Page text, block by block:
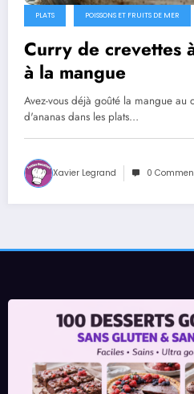
PLATS POISSONS ET FRUITS DE MER
Curry de crevettes
à la mangue
Avez-vous déjà goûté la mangue au
d'ananas dans les plats…
Xavier Legrand 0